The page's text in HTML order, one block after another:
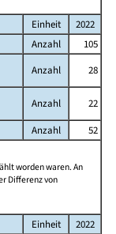
Einheit
2022
Anzahl
105
Anzahl
28
Anzahl
22
Anzahl
52
worden waren. An
Differenz von
Einheit
2022